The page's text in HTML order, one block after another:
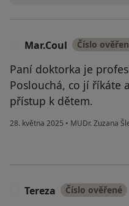
Mar.Coul Číslo
Paní doktorka je
Poslouchá, co jí říkáte
přístup k dětem.
28. května 2025 • MUDr. Zuzana
Tereza Číslo ověřené